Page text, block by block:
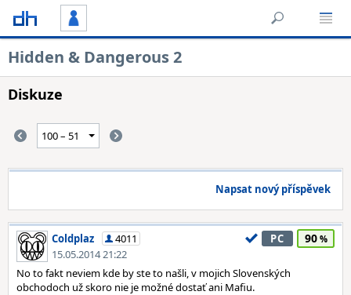
Hidden & Dangerous 2
Diskuze
Napsat nový příspěvek
Coldplaz
4011
15.05.2014 21:22
PC 90
No to fakt neviem kde by ste to našli, v mojich Slovenských
obchodoch už skoro nie je možné dostať ani Mafiu.